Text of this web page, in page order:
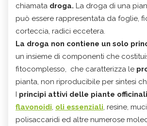
chiamata droga. La droga di una
può essere rappresentata da foglie,
corteccia, radici eccetera.
La droga non contiene un solo
un insieme di componenti che
fitocomplesso, che caratterizza le
pianta, non riproducibile per sintesi
I principi attivi delle piante officinali
flavonoidi, oli essenziali, resine,
polisaccaridi ed altre numerose